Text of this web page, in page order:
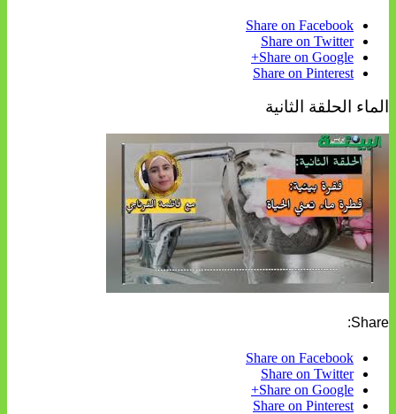
Share on Facebook
Share on Twitter
Share on Google+
Share on Pinterest
الماء الحلقة الثانية
Share:
Share on Facebook
Share on Twitter
Share on Google+
Share on Pinterest